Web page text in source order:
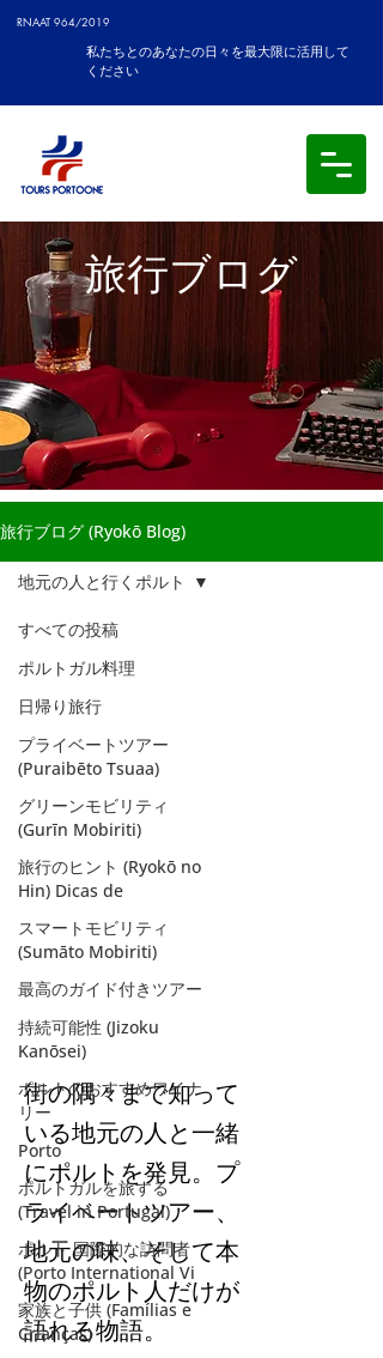
RNAAT 964/2019
私たちとのあなたの日々を最大限に活用して
ください
旅行ブログ
旅行ブログ (Ryokō Blog)
すべての投稿
ポルトガル料理
日帰り旅行
プライベートツアー
(Puraibēto Tsuaa)
グリーンモビリティ
(Gurīn Mobiriti)
旅行のヒント (Ryokō no
Hin) Dicas de
スマートモビリティ
(Sumāto Mobiriti)
最高のガイド付きツアー
持続可能性 (Jizoku
Kanōsei)
ポルトのおすすめワイナ
リー
Porto
ポルトガルを旅する
(Travel in Portugal)
ポルト 国際的な訪問者
(Porto International Vi
家族と子供 (Famílias e
Crianças)
地元の人と行くポルト
地元の人と行くポ
ルト
街の隅々まで知って
いる地元の人と一緒
にポルトを発見。プ
ライベートツアー、
地元の味、そして本
物のポルト人だけが
語れる物語。